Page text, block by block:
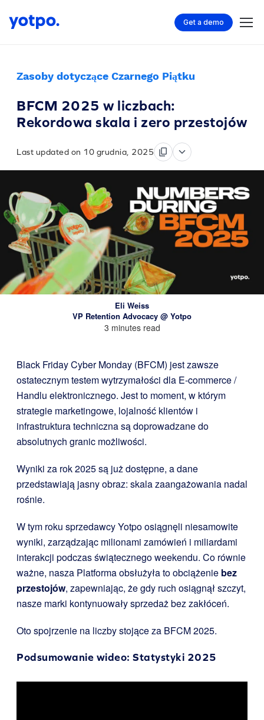
Get a demo
Zasoby dotyczące Czarnego Piątku
BFCM 2025 w liczbach:
Rekordowa skala i zero przestojów
Last updated on 10 grudnia, 2025
Eli Weiss
VP Retention Advocacy @ Yotpo
3 minutes read
Black Friday Cyber Monday (BFCM) jest zawsze
ostatecznym testem wytrzymałości dla E-commerce /
Handlu elektronicznego. Jest to moment, w którym
strategie marketingowe, lojalność klientów i
infrastruktura techniczna są doprowadzane do
absolutnych granic możliwości.
Wyniki za rok 2025 są już dostępne, a dane
przedstawiają jasny obraz: skala zaangażowania nadal
rośnie.
W tym roku sprzedawcy Yotpo osiągnęli niesamowite
wyniki, zarządzając milionami zamówień i miliardami
interakcji podczas świątecznego weekendu. Co równie
ważne, nasza Platforma obsłużyła to obciążenie bez
przestojów, zapewniając, że gdy ruch osiągnął szczyt,
nasze marki kontynuowały sprzedaż bez zakłóceń.
Oto spojrzenie na liczby stojące za BFCM 2025.
Podsumowanie wideo: Statystyki 2025